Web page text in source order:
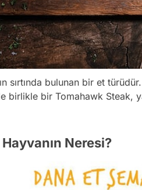
sırtında bulunan bir et
birlikle bir Tomahawk Steak,
Neresi?